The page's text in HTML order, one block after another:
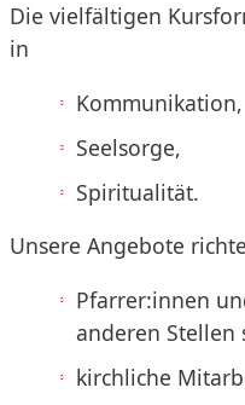
Die vielfältigen
in
Kommunikation,
Seelsorge,
Spiritualität.
Unsere Angebote
Pfarrer:innen
anderen Stellen
kirchliche